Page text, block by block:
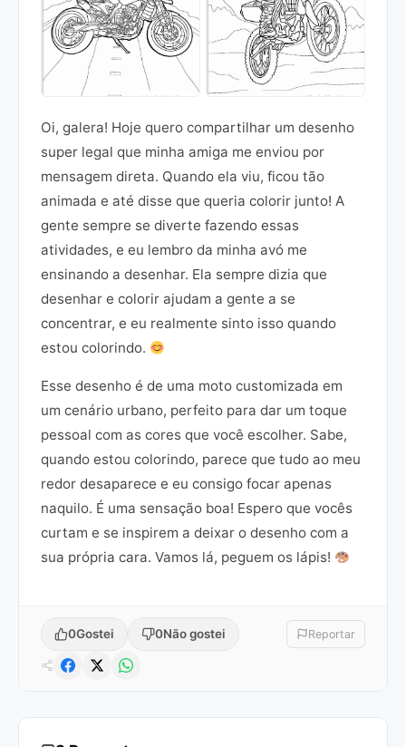
Oi, galera! Hoje quero compartilhar um desenho
super legal que minha amiga me enviou por
mensagem direta. Quando ela viu, ficou tão
animada e até disse que queria colorir junto! A
gente sempre se diverte fazendo essas
atividades, e eu lembro da minha avó me
ensinando a desenhar. Ela sempre dizia que
desenhar e colorir ajudam a gente a se
concentrar, e eu realmente sinto isso quando
estou colorindo.
Esse desenho é de uma moto customizada em
um cenário urbano, perfeito para dar um toque
pessoal com as cores que você escolher. Sabe,
quando estou colorindo, parece que tudo ao meu
redor desaparece e eu consigo focar apenas
naquilo. É uma sensação boa! Espero que vocês
curtam e se inspirem a deixar o desenho com a
sua própria cara. Vamos lá, peguem os lápis!
0Gostei 0Não gostei Reportar